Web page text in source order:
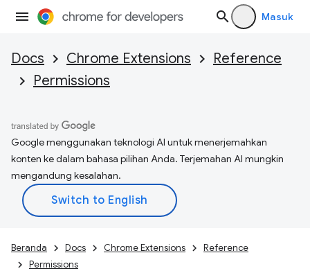
Masuk
Docs Chrome Extensions
Reference
Permissions
Google menggunakan teknologi AI untuk menerjemahkan
konten ke dalam bahasa pilihan Anda. Terjemahan AI mungkin
mengandung kesalahan.
Beranda Docs Chrome Extensions
Reference
Permissions